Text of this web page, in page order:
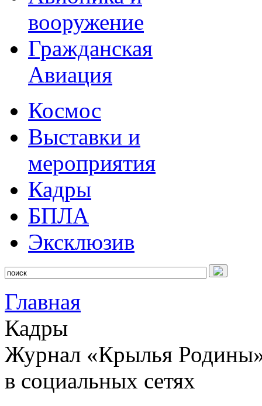
вооружение
Гражданская
Авиация
Космос
Выставки и
мероприятия
Кадры
БПЛА
Эксклюзив
Главная
Кадры
Журнал «Крылья
в социальных сетях